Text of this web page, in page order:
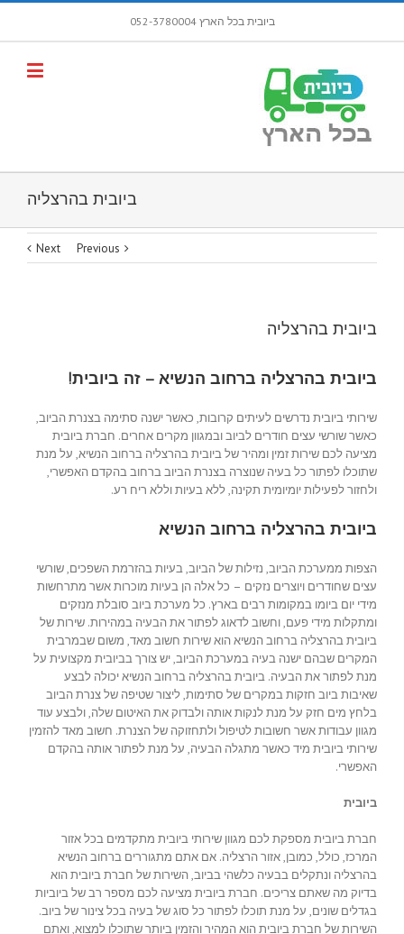
פתח
ביובית בכל הארץ 052-3780004
ביובית בהרצליה
Previous
Next
ביובית בהרצליה
ביובית בהרצליה ברחוב הנשיא – זה ביובית!
שירותי ביובית נדרשים לעיתים קרובות, כאשר ישנה סתימה בצנרת הביוב,
כאשר שורשי עצים חודרים לביוב ובמגוון מקרים אחרים. חברת ביובית
מציעה לכם שירות זמין ומהיר של ביובית בהרצליה ברחוב הנשיא, על מנת
שתוכלו לפתור כל בעיה שנוצרה בצנרת הביוב ברחוב בהקדם האפשרי,
ולחזור לפעילות יומיומית תקינה, ללא בעיות וללא ריח רע.
ביובית בהרצליה ברחוב הנשיא
הצפות ממערכת הביוב, נזילות של הביוב, בעיות בהזרמת השפכים, שורשי
עצים שחודרים ויוצרים נזקים – כל אלה הן בעיות מוכרות אשר מתרחשות
מידי יום ביומו במקומות רבים בארץ. כל מערכת ביוב סובלת מנזקים
ומתקלות מידי פעם, וחשוב לדאוג לפתור את הבעיה במהירות. שירות של
ביובית בהרצליה ברחוב הנשיא הוא שירות חשוב מאד, משום שבמרבית
המקרים שבהם ישנה בעיה במערכת הביוב, יש צורך בביובית מקצועית על
מנת לפתור את הבעיה. ביובית בהרצליה ברחוב הנשיא יכולה לבצע
שאיבות ביוב חזקות במקרים של סתימות, ליצור שטיפה של צנרת הביוב
בלחץ מים חזק על מנת לנקות אותה ולבדוק את האיטום שלה, ולבצע עוד
מגוון עבודות אשר חשובות לטיפול ולתחזוקה של הצנרת. חשוב מאד להזמין
שירותי ביובית מיד כאשר מתגלה הבעיה, על מנת לפתור אותה בהקדם
האפשרי.
ביובית
חברת ביובית מספקת לכם מגוון שירותי ביובית מתקדמים בכל אזור
המרכז, כולל, כמובן, אזור הרצליה. אם אתם מתגוררים ברחוב הנשיא
בהרצליה ונתקלים בבעיה כלשהי בביוב, השירות של חברת ביובית הוא
בדיוק מה שאתם צריכים. חברת ביובית מציעה לכם מספר רב של ביוביות
בגדלים שונים, על מנת תוכלו לפתור כל סוג של בעיה בכל צינור של ביוב.
השירות של חברת ביובית הוא המהיר והזמין ביותר שתוכלו למצוא, ואתם